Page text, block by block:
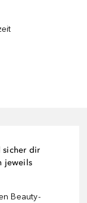
sicher dir
jeweils
Beauty-